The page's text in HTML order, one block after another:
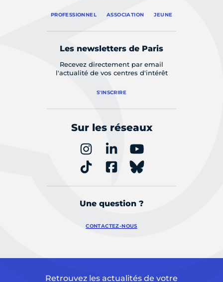
PROFESSIONNEL ASSOCIATION JEUNE
Les newsletters de Paris
Recevez directement par email
l'actualité de vos centres d'intérêt
S'INSCRIRE
Sur les réseaux
Une question ?
CONTACTEZ-NOUS
Retrouvez les actualités de votre